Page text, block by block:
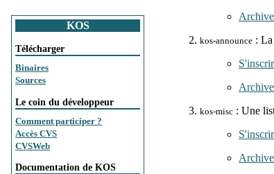
KOS
Télécharger
Binaires
Sources
Le coin du développeur
Comment participer ?
Accès CVS
CVSWeb
Documentation de KOS
kos-announce :
kos-misc : Une